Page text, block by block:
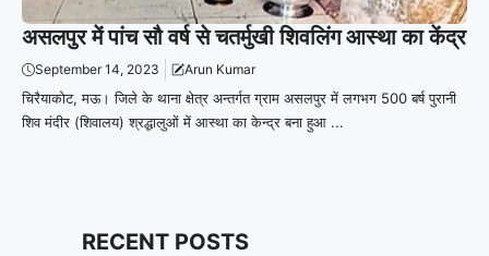
असलपुर में पांच सौ वर्ष से चतर्मुखी शिवलिंग आस्था का केंद्र
September 14, 2023 Arun Kumar
चिरैयाकोट, मऊ। जिले के थाना क्षेत्र अन्तर्गत ग्राम असलपुर में लगभग 500 बर्ष पुरानी
शिव मंदीर (शिवालय) श्रद्धालुओं में आस्था का केन्द्र बना हुआ ...
RECENT POSTS